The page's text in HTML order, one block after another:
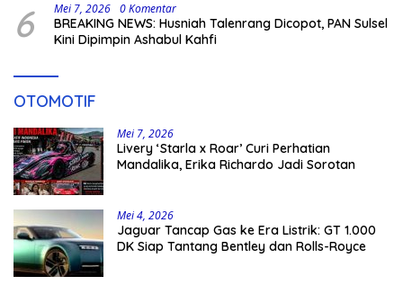
6 Mei 7, 2026 0 Komentar
BREAKING NEWS: Husniah Talenrang Dicopot, PAN Sulsel
Kini Dipimpin Ashabul Kahfi
OTOMOTIF
Mei 7, 2026
Livery ‘Starla x Roar’ Curi Perhatian
Mandalika, Erika Richardo Jadi Sorotan
Mei 4, 2026
Jaguar Tancap Gas ke Era Listrik: GT 1.000
DK Siap Tantang Bentley dan Rolls-Royce